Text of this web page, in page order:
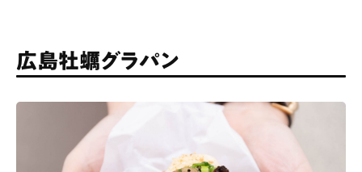
広島牡蠣グラパン